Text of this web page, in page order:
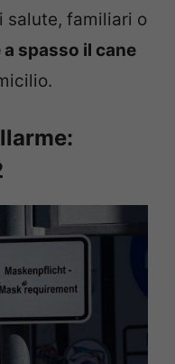
salute, familiari o
spasso il cane